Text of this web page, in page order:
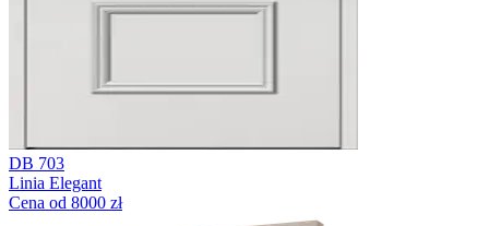
DB 703
Linia Elegant
Cena od 8000 zł